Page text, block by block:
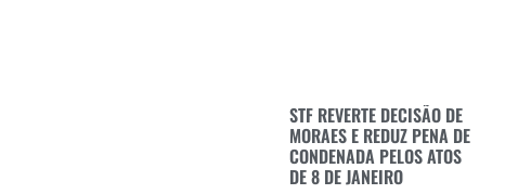
STF REVERTE DECISÃO DE
MORAES E REDUZ PENA DE
CONDENADA PELOS ATOS
DE 8 DE JANEIRO